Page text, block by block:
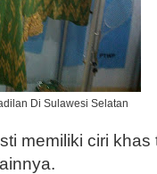
Di Sulawesi Selatan
memiliki ciri